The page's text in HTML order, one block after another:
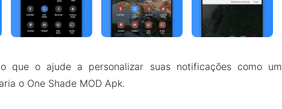
que o ajude a personalizar suas notificações como um
o One Shade MOD Apk.